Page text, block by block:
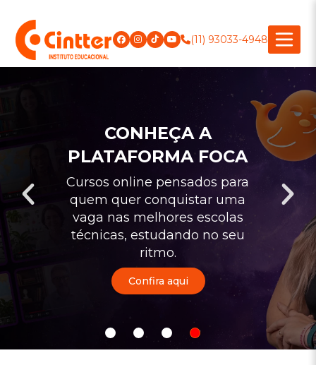
(11) 93033-4948
CONHEÇA A
PLATAFORMA FOCA
Cursos online pensados para
quem quer conquistar uma
vaga nas melhores escolas
técnicas, estudando no seu
ritmo.
Confira aqui
Show